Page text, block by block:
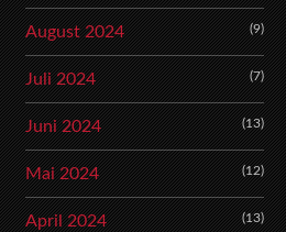
August 2024 (9)
Juli 2024 (7)
Juni 2024 (13)
Mai 2024 (12)
April 2024 (13)